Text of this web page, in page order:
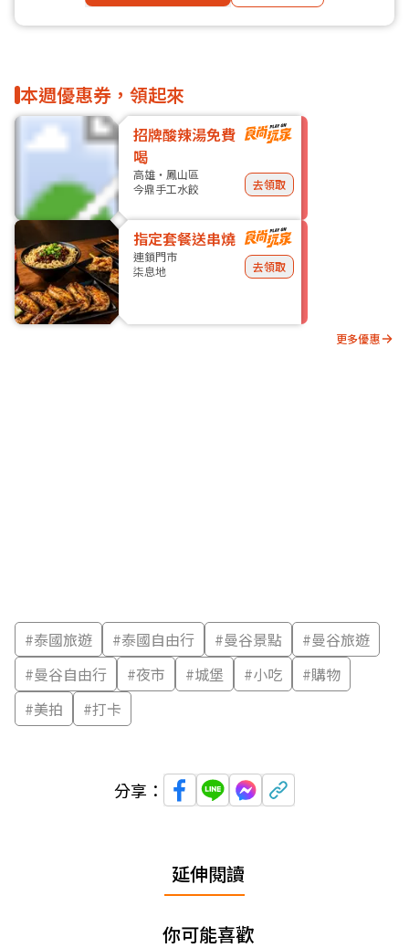
本週優惠券，領起來
招牌酸辣湯免費
喝
高雄・鳳山區
今鼎手工水餃
去領取
指定套餐送串燒
連鎖門市
柒息地
去領取
更多優惠
#泰國旅遊 #泰國自由行 #曼谷景點 #曼谷旅遊
#曼谷自由行 #夜市 #城堡 #小吃 #購物
#美拍 #打卡
分享：
延伸閱讀
你可能喜歡